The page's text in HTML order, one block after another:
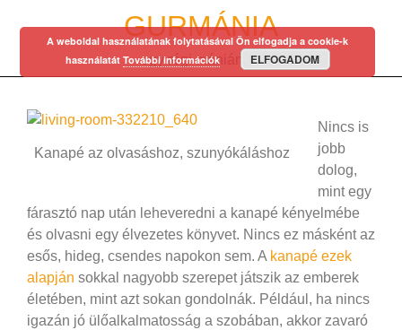
GURMÁNIA
egy régi mániám…
Kanapé az olvasáshoz, szunyókáláshoz
Nincs is
jobb
dolog,
mint egy
fárasztó nap után leheveredni a kanapé kényelmébe
és olvasni egy élvezetes könyvet. Nincs ez másként az
esős, hideg, csendes napokon sem. A kanapé ezek
alapján sokkal nagyobb szerepet játszik az emberek
életében, mint azt sokan gondolnák. Például, ha nincs
igazán jó ülőalkalmatosság a szobában, akkor zavaró
A weboldal használatának folytatásával Ön elfogadja a cookie-k
használatát További információk ELFOGADOM